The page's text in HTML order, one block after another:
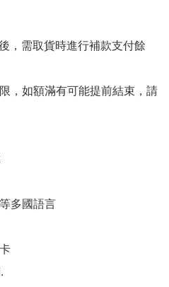
，需取貨時進行補款支付餘
，如額滿有可能提前結束，請
多國語言